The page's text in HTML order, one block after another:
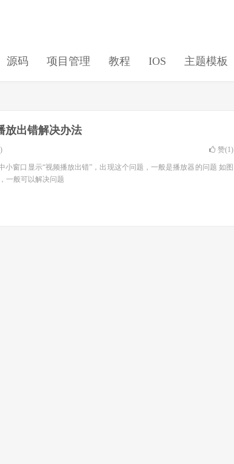
源码 项目管理 教程 IOS 主题模板
放出错解决办法
赞(1)
小窗口显示“视频播放出错”，出现这个问题，一般是播放器的问题 如图
一般可以解决问题